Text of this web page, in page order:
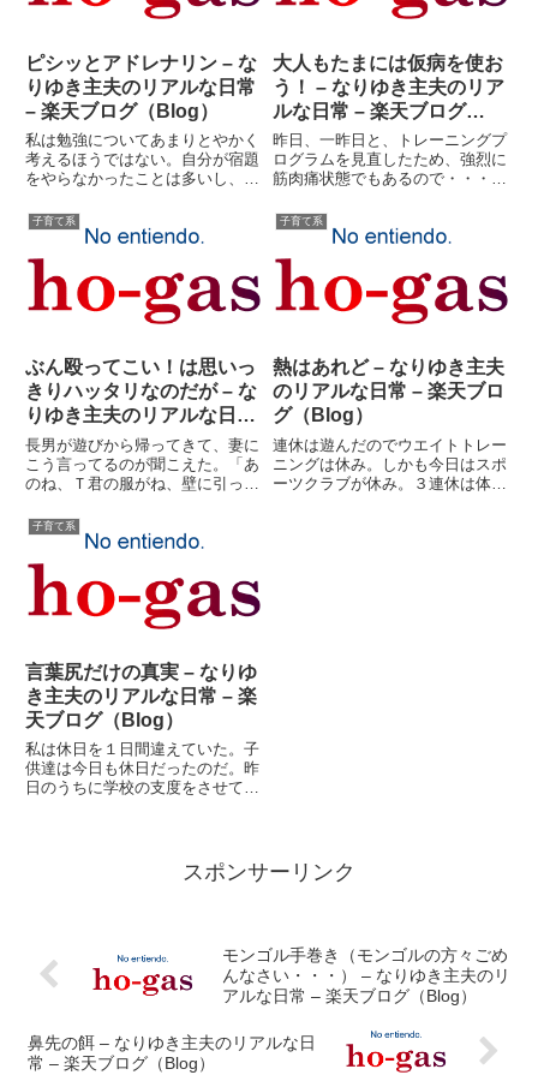
ピシッとアドレナリン – な
りゆき主夫のリアルな日常
– 楽天ブログ（Blog）
私は勉強についてあまりとやかく
考えるほうではない。自分が宿題
をやらなかったことは多いし、勉
ではないという観念がどうしても
抜けない。妻には、「アナタは出
来が良かっただけ、勉強しなけれ
ばダメな子供もいるの」といわ
れ...
大人もたまには仮病を使お
う！ – なりゆき主夫のリア
ルな日常 – 楽天ブログ
（Blog）
昨日、一昨日と、トレーニングプ
ログラムを見直したため、強烈に
筋肉痛状態でもあるので・・・具
と言い切れるものでもないのだ
が。何だか知らないが、違和感は
血管（リンパ？）にまで及び、ち
ょっとマズイかもしれないという
こ...
子育て系
ぶん殴ってこい！は思いっ
きりハッタリなのだが – な
りゆき主夫のリアルな日常
– 楽天ブログ（Blog）
長男が遊びから帰ってきて、妻に
こう言ってるのが聞こえた。「あ
のね、Ｔ君の服がね、壁に引っか
動いたから破けてね、うちのせい
だから弁償しろって言われた」そ
んな話を聞いてしまったら、ちょ
っとクビをつっこまない訳にも
い...
子育て系
熱はあれど – なりゆき主夫
のリアルな日常 – 楽天ブロ
グ（Blog）
連休は遊んだのでウエイトトレー
ニングは休み。しかも今日はスポ
ーツクラブが休み。３連休は体に
子育て系
言葉尻だけの真実 – なりゆ
き主夫のリアルな日常 – 楽
天ブログ（Blog）
私は休日を１日間違えていた。子
供達は今日も休日だったのだ。昨
日のうちに学校の支度をさせてお
ばそれだけで美味いというもの
だ。ご飯の後、子供達は順に風呂スポンサーリンク
モンゴル手巻き（モンゴルの方々ごめ
んなさい・・・） – なりゆき主夫のリ
アルな日常 – 楽天ブログ（Blog）
鼻先の餌 – なりゆき主夫のリアルな日
常 – 楽天ブログ（Blog）